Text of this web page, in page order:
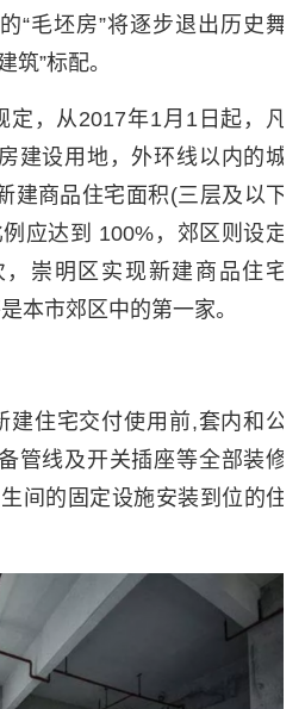
“毛坯房”将逐步退出历史舞
筑”标配。
定，从2017年1月1日起，凡
建设用地，外环线以内的城
建商品住宅面积(三层及以下
应达到 100%，郊区则设定
崇明区实现新建商品住宅
本市郊区中的第一家。
建住宅交付使用前,套内和公
管线及开关插座等全部装修
间的固定设施安装到位的住